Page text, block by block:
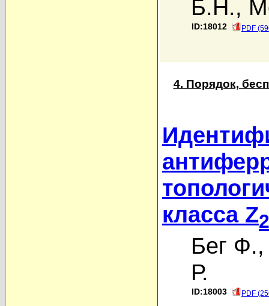
Б.Н.,
ID:18012 PDF
4. Порядок,
класса Z2
Бег Ф.
Р.
ID:18003 PDF